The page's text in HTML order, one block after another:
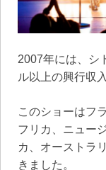
2007年には、シ
ル以上の興行収
このショーはフ
フリカ、ニュー
カ、オーストラ
きました。